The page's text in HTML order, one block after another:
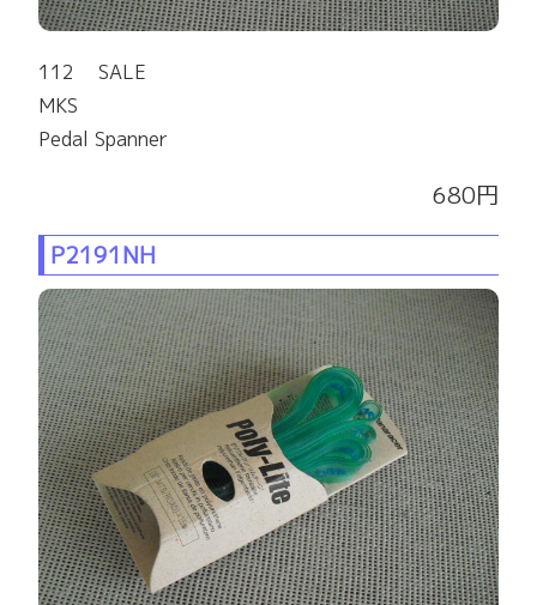
112 SALE
MKS
Pedal Spanner
680円
P2191NH